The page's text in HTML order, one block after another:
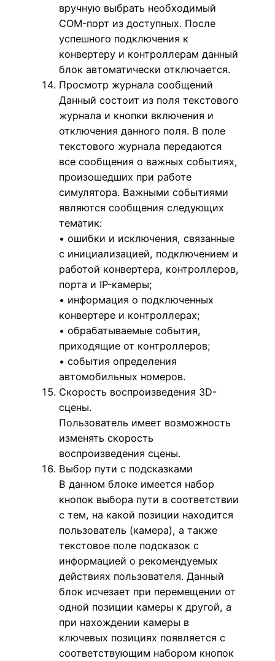
вручную выбрать необходимый
COM-порт из доступных. После
успешного подключения к
конвертеру и контроллерам данный
блок автоматически отключается.
Просмотр журнала сообщений
Данный состоит из поля текстового
журнала и кнопки включения и
отключения данного поля. В поле
текстового журнала передаются
все сообщения о важных событиях,
произошедших при работе
симулятора. Важными событиями
являются сообщения следующих
тематик:
• ошибки и исключения, связанные
с инициализацией, подключением и
работой конвертера, контроллеров,
порта и IP-камеры;
• информация о подключенных
конвертере и контроллерах;
• обрабатываемые события,
приходящие от контроллеров;
• события определения
автомобильных номеров.
Скорость воспроизведения 3D-
сцены.
Пользователь имеет возможность
изменять скорость
воспроизведения сцены.
Выбор пути с подсказками
В данном блоке имеется набор
кнопок выбора пути в соответствии
с тем, на какой позиции находится
пользователь (камера), а также
текстовое поле подсказок с
информацией о рекомендуемых
действиях пользователя. Данный
блок исчезает при перемещении от
одной позиции камеры к другой, а
при нахождении камеры в
ключевых позициях появляется с
соответствующим набором кнопок